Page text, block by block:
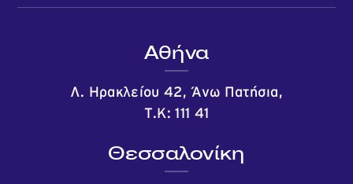
Αθήνα
Λ. Ηρακλείου 42, Άνω Πατήσια,
Τ.Κ: 111 41
Θεσσαλονίκη